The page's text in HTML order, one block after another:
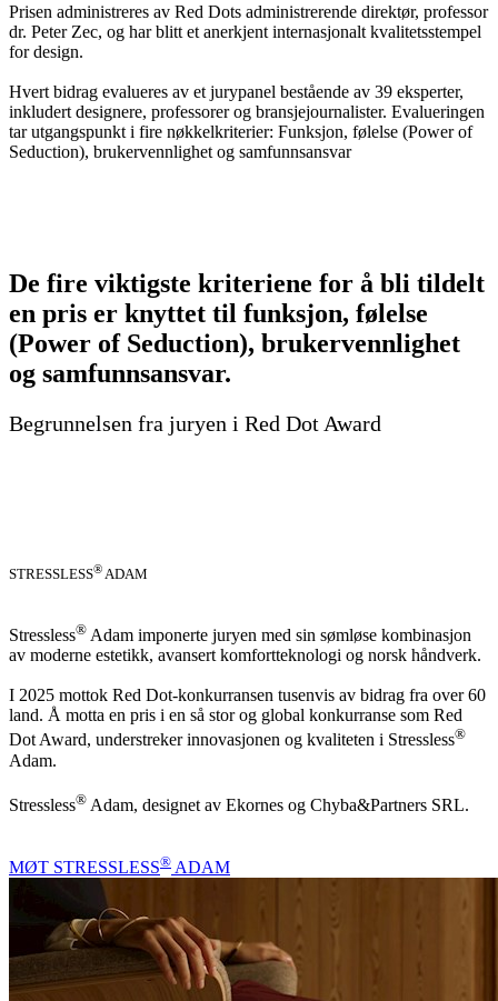
Prisen administreres av Red Dots administrerende direktør, professor
dr. Peter Zec, og har blitt et anerkjent internasjonalt kvalitetsstempel
for design.
Hvert bidrag evalueres av et jurypanel bestående av 39 eksperter,
inkludert designere, professorer og bransjejournalister. Evalueringen
tar utgangspunkt i fire nøkkelkriterier: Funksjon, følelse (Power of
Seduction), brukervennlighet og samfunnsansvar
De fire viktigste kriteriene for å bli tildelt
en pris er knyttet til funksjon, følelse
(Power of Seduction), brukervennlighet
og samfunnsansvar.
Begrunnelsen fra juryen i Red Dot Award
STRESSLESS®ADAM
Stressless® Adam imponerte juryen med sin sømløse kombinasjon
av moderne estetikk, avansert komfortteknologi og norsk håndverk.
I 2025 mottok Red Dot-konkurransen tusenvis av bidrag fra over 60
land. Å motta en pris i en så stor og global konkurranse som Red
Dot Award, understreker innovasjonen og kvaliteten i Stressless®
Adam.
Stressless® Adam, designet av Ekornes og Chyba&Partners SRL.
MØT STRESSLESS® ADAM